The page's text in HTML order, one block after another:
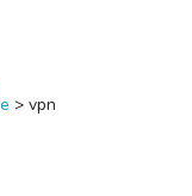
> vpn